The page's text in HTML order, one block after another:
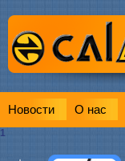
Новости О нас
1